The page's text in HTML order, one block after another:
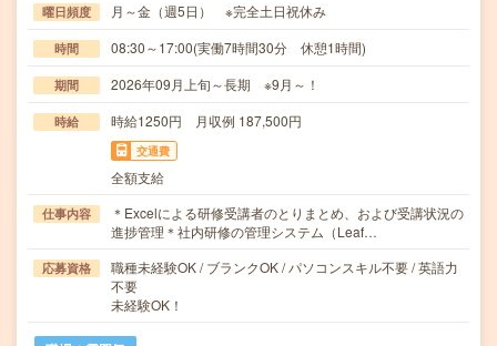
曜日頻度 月～金（週5日） ※完全土日祝休み
時間 08:30～17:00(実働7時間30分 休憩1時間)
期間 2026年09月上旬～長期 ※9月～！
時給 時給1250円 月収例 187,500円
交通費
全額支給
仕事内容
＊Excelによる研修受講者のとりまとめ、および受講状況の
進捗管理＊社内研修の管理システム（Leaf…
応募資格
職種未経験OK / ブランクOK / パソコンスキル不要 / 英語力
不要
未経験OK！